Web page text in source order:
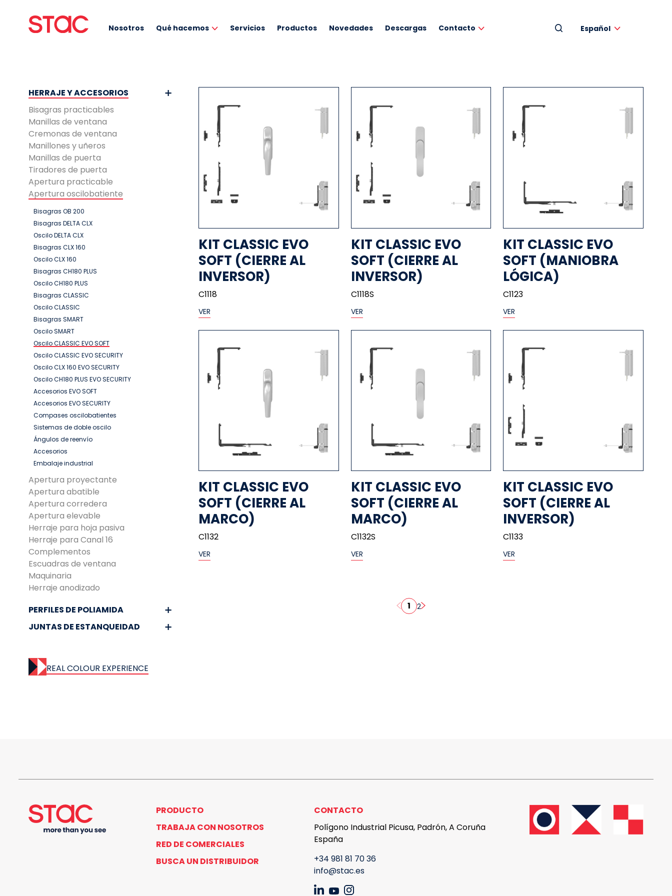
Nosotros Qué hacemos Servicios Productos Novedades Descargas Contacto Español
HERRAJE Y ACCESORIOS
Bisagras practicables
Manillas de ventana
Cremonas de ventana
Manillones y uñeros
Manillas de puerta
Tiradores de puerta
Apertura practicable
Apertura oscilobatiente
Bisagras OB 200
Bisagras DELTA CLX
Oscilo DELTA CLX
Bisagras CLX 160
Oscilo CLX 160
Bisagras CH180 PLUS
Oscilo CH180 PLUS
Bisagras CLASSIC
Oscilo CLASSIC
Bisagras SMART
Oscilo SMART
Oscilo CLASSIC EVO SOFT
Oscilo CLASSIC EVO SECURITY
Oscilo CLX 160 EVO SECURITY
Oscilo CH180 PLUS EVO SECURITY
Accesorios EVO SOFT
Accesorios EVO SECURITY
Compases oscilobatientes
Sistemas de doble oscilo
Ángulos de reenvío
Accesorios
Embalaje industrial
Apertura proyectante
Apertura abatible
Apertura corredera
Apertura elevable
Herraje para hoja pasiva
Herraje para Canal 16
Complementos
Escuadras de ventana
Maquinaria
Herraje anodizado
PERFILES DE POLIAMIDA
JUNTAS DE ESTANQUEIDAD
REAL COLOUR EXPERIENCE
KIT CLASSIC EVO
SOFT (CIERRE AL
INVERSOR)
C1118
VER
KIT CLASSIC EVO
SOFT (CIERRE AL
INVERSOR)
C1118S
VER
KIT CLASSIC EVO
SOFT (MANIOBRA
LÓGICA)
C1123
VER
KIT CLASSIC EVO
SOFT (CIERRE AL
MARCO)
C1132
VER
KIT CLASSIC EVO
SOFT (CIERRE AL
MARCO)
C1132S
VER
KIT CLASSIC EVO
SOFT (CIERRE AL
INVERSOR)
C1133
VER
1 2
PRODUCTO
TRABAJA CON NOSOTROS
RED DE COMERCIALES
BUSCA UN DISTRIBUIDOR
CONTACTO
Polígono Industrial Picusa, Padrón, A Coruña
España
+34 981 81 70 36
info@stac.es